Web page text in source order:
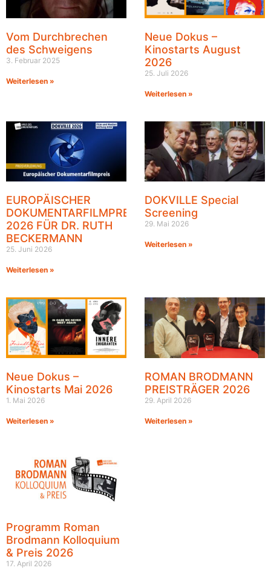
Vom Durchbrechen
des Schweigens
3. Februar 2025
Weiterlesen »
Neue Dokus –
Kinostarts August
2026
25. Juli 2026
Weiterlesen »
EUROPÄISCHER
DOKUMENTARFILMPREIS
2026 FÜR DR. RUTH
BECKERMANN
25. Juni 2026
Weiterlesen »
DOKVILLE Special
Screening
29. Mai 2026
Weiterlesen »
Neue Dokus –
Kinostarts Mai 2026
1. Mai 2026
Weiterlesen »
ROMAN BRODMANN
PREISTRÄGER 2026
29. April 2026
Weiterlesen »
Programm Roman
Brodmann Kolloquium
& Preis 2026
17. April 2026